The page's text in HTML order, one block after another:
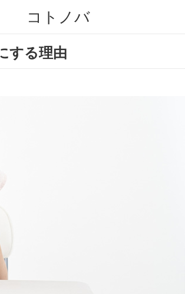
コトノバ
する理由